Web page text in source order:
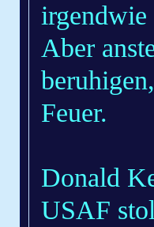
Aber
Feuer.
Donald
USAF